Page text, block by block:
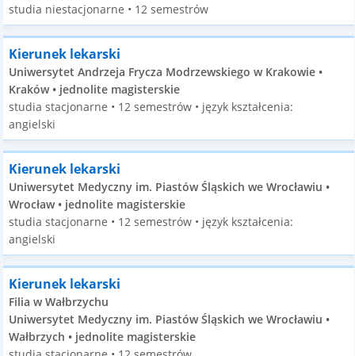
studia niestacjonarne • 12 semestrów
Kierunek lekarski
Uniwersytet Andrzeja Frycza Modrzewskiego w Krakowie •
Kraków • jednolite magisterskie
studia stacjonarne • 12 semestrów • język kształcenia:
angielski
Kierunek lekarski
Uniwersytet Medyczny im. Piastów Śląskich we Wrocławiu •
Wrocław • jednolite magisterskie
studia stacjonarne • 12 semestrów • język kształcenia:
angielski
Kierunek lekarski
Filia w Wałbrzychu
Uniwersytet Medyczny im. Piastów Śląskich we Wrocławiu •
Wałbrzych • jednolite magisterskie